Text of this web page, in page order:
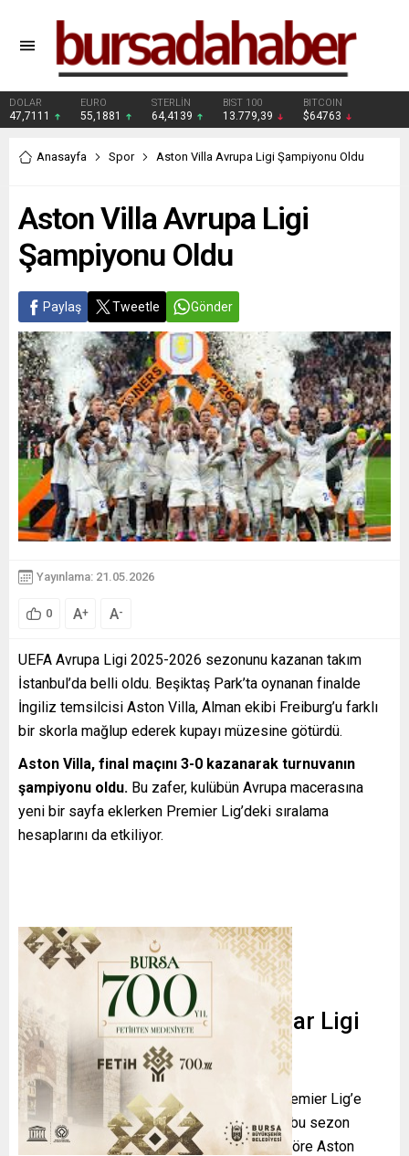
DOLAR
47,7111
EURO
55,1881
STERLİN
64,4139
BIST 100
13.779,39
BITCOIN
$64763
Anasayfa Spor Aston Villa Avrupa Ligi Şampiyonu Oldu
Aston Villa Avrupa Ligi
Şampiyonu Oldu
Paylaş Tweetle Gönder
Yayınlama: 21.05.2026
0 A+ A-
UEFA Avrupa Ligi 2025-2026 sezonunu kazanan takım
İstanbul’da belli oldu. Beşiktaş Park’ta oynanan finalde
İngiliz temsilcisi Aston Villa, Alman ekibi Freiburg’u farklı
bir skorla mağlup ederek kupayı müzesine götürdü.
Aston Villa, final maçını 3-0 kazanarak turnuvanın
şampiyonu oldu. Bu zafer, kulübün Avrupa macerasına
yeni bir sayfa eklerken Premier Lig’deki sıralama
hesaplarını da etkiliyor.
Premier Lig ve Şampiyonlar Ligi
katılım hakları
Avrupa kupalarındaki başarılar nedeniyle Premier Lig’e
verilen ek Şampiyonlar Ligi kotasından biri bu sezon
yeniden İngiltere’ye gitmiş durumda. Buna göre Aston